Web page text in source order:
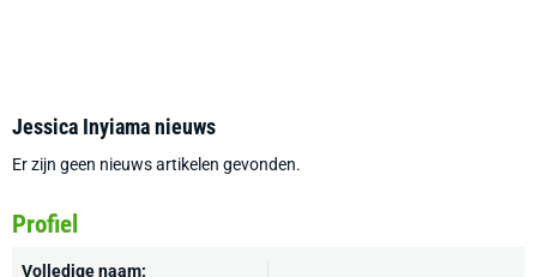
Jessica Inyiama nieuws
Er zijn geen nieuws artikelen gevonden.
Profiel
Volledige naam: